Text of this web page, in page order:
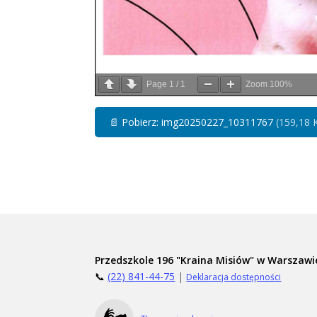
Page 1 / 1 Zoom 100%
📄 Pobierz: img20250227_10311767(159,18
Przedszkole 196 "Kraina Misiów" w
📞(22) 841-44-75 | Deklaracja dostępności